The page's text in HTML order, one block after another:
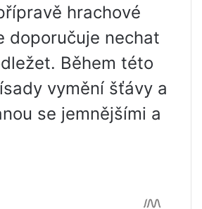
hrachové
doporučuje nechat
Během této
vymění šťávy a
se jemnějšími a